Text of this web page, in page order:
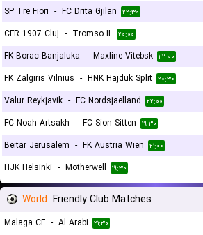
SP Tre Fiori - FC Drita Gjilan ۲۲:۳۰
CFR 1907 Cluj - Tromso IL ۲۰:۰۰
FK Borac Banjaluka - Maxline Vitebsk ۲۲:۰۰
FK Zalgiris Vilnius - HNK Hajduk Split ۲۰:۳۰
Valur Reykjavik - FC Nordsjaelland ۲۲:۰۰
FC Noah Artsakh - FC Sion Sitten ۱۹:۳۰
Beitar Jerusalem - FK Austria Wien ۲۱:۰۰
HJK Helsinki - Motherwell ۱۹:۳۰
World Friendly Club Matches
Malaga CF - Al Arabi ۲۱:۳۰